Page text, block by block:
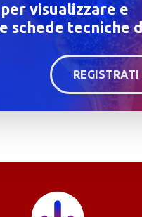
visualizzare e
schede tecniche
REGISTRATI